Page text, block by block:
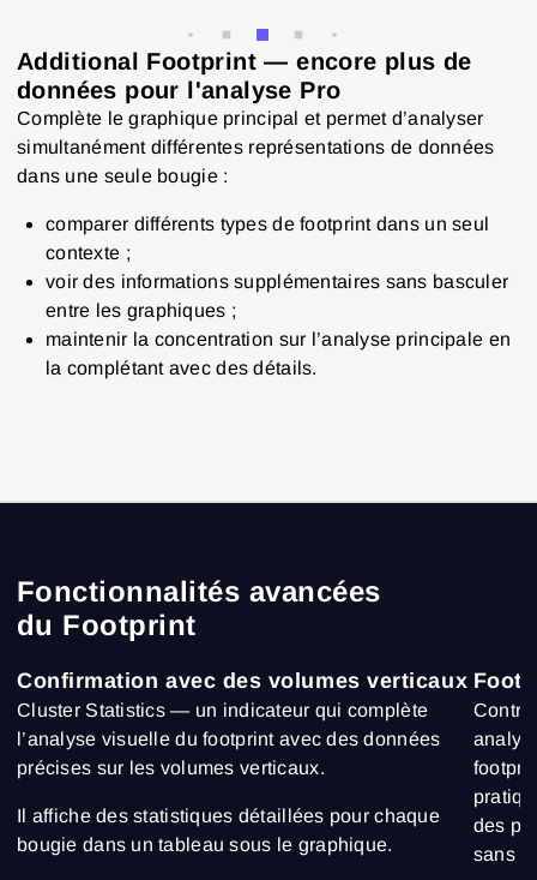
Additional Footprint — encore plus de
données pour l'analyse Pro
Complète le graphique principal et permet d’analyser
simultanément différentes représentations de données
dans une seule bougie :
comparer différents types de footprint dans un seul
contexte ;
voir des informations supplémentaires sans basculer
entre les graphiques ;
maintenir la concentration sur l’analyse principale en
la complétant avec des détails.
Fonctionnalités avancées
du Footprint
Confirmation avec des volumes verticaux
Cluster Statistics — un indicateur qui complète
l’analyse visuelle du footprint avec des données
précises sur les volumes verticaux.
Il affiche des statistiques détaillées pour chaque
bougie dans un tableau sous le graphique.
des
sans